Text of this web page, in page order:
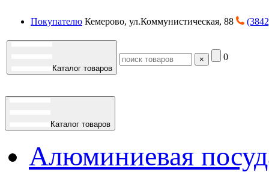
Покупателю Кемерово, ул.Коммунистическая, 88
Каталог товаров
× 0
Каталог товаров
Алюминиевая